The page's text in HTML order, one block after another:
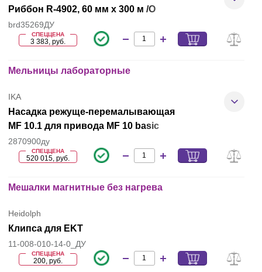
Риббон R-4902, 60 мм x 300 м /O
brd35269ДУ
СПЕЦЦЕНА
3 383, руб.
Мельницы лабораторные
IKA
Насадка режуще-перемалывающая
MF 10.1 для привода MF 10 basic
2870900ду
СПЕЦЦЕНА
520 015, руб.
Мешалки магнитные без нагрева
Heidolph
Клипса для EKT
11-008-010-14-0_ДУ
СПЕЦЦЕНА
200, руб.